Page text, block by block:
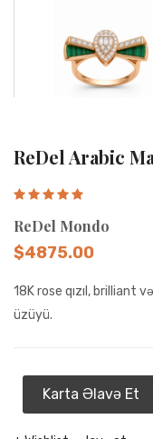
ReDel Arabic
ReDel Mondo
$4875.00
18K rose qızıl, brilliant
üzüyü.
Karta Əlavə Et